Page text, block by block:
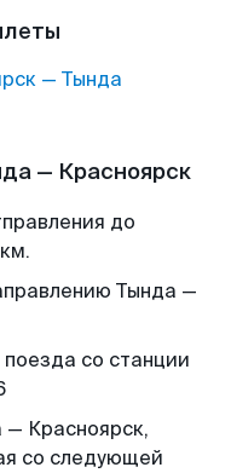
— Тында
— Красноярск
до
Тында —
со станции
Красноярск,
со следующей